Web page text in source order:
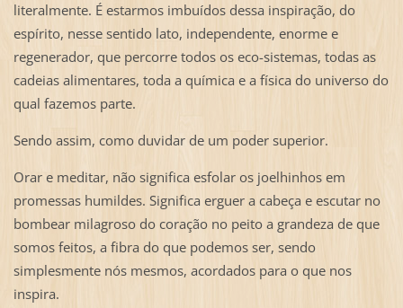
literalmente. É estarmos imbuídos dessa inspiração, do
espírito, nesse sentido lato, independente, enorme e
regenerador, que percorre todos os eco-sistemas, todas as
cadeias alimentares, toda a química e a física do universo do
qual fazemos parte.
Sendo assim, como duvidar de um poder superior.
Orar e meditar, não significa esfolar os joelhinhos em
promessas humildes. Significa erguer a cabeça e escutar no
bombear milagroso do coração no peito a grandeza de que
somos feitos, a fibra do que podemos ser, sendo
simplesmente nós mesmos, acordados para o que nos
inspira.